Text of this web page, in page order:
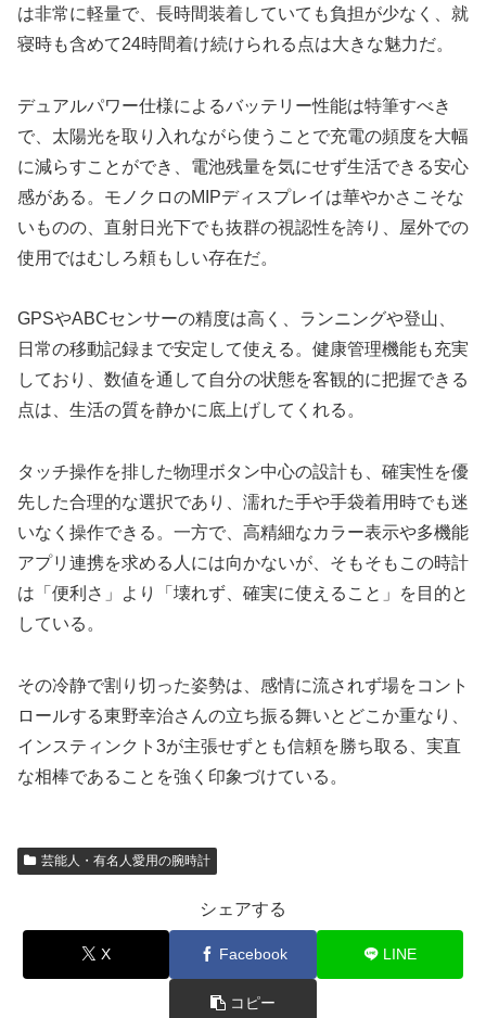
は非常に軽量で、長時間装着していても負担が少なく、就
寝時も含めて24時間着け続けられる点は大きな魅力だ。
デュアルパワー仕様によるバッテリー性能は特筆すべき
で、太陽光を取り入れながら使うことで充電の頻度を大幅
に減らすことができ、電池残量を気にせず生活できる安心
感がある。モノクロのMIPディスプレイは華やかさこそな
いものの、直射日光下でも抜群の視認性を誇り、屋外での
使用ではむしろ頼もしい存在だ。
GPSやABCセンサーの精度は高く、ランニングや登山、
日常の移動記録まで安定して使える。健康管理機能も充実
しており、数値を通して自分の状態を客観的に把握できる
点は、生活の質を静かに底上げしてくれる。
タッチ操作を排した物理ボタン中心の設計も、確実性を優
先した合理的な選択であり、濡れた手や手袋着用時でも迷
いなく操作できる。一方で、高精細なカラー表示や多機能
アプリ連携を求める人には向かないが、そもそもこの時計
は「便利さ」より「壊れず、確実に使えること」を目的と
している。
その冷静で割り切った姿勢は、感情に流されず場をコント
ロールする東野幸治さんの立ち振る舞いとどこか重なり、
インスティンクト3が主張せずとも信頼を勝ち取る、実直
な相棒であることを強く印象づけている。
芸能人・有名人愛用の腕時計
シェアする
X Facebook LINE
コピー